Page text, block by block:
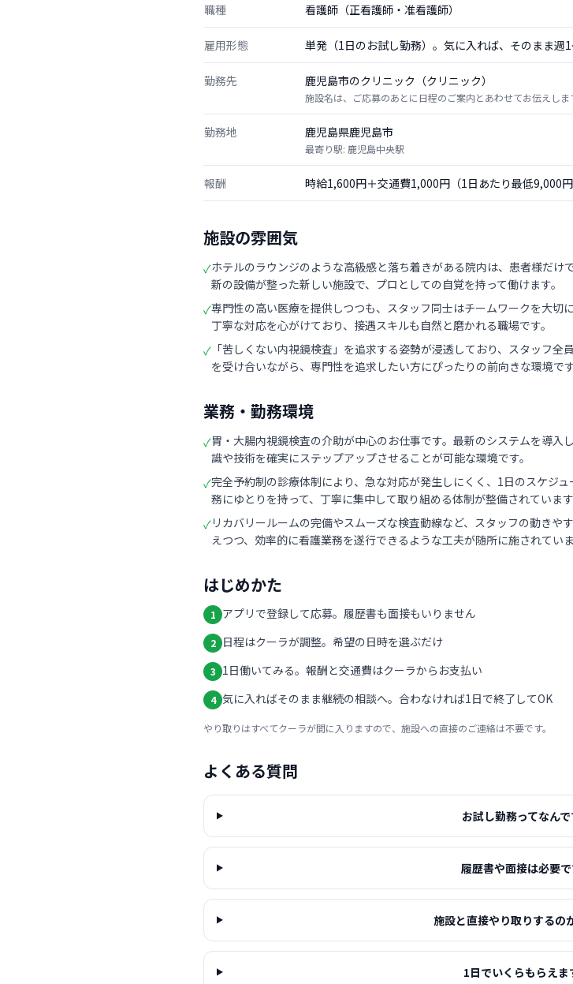
職種 看護師（正看護師・准看護師）
雇用形態 単発（1日のお試し勤務）。気に入れば、そのまま週
勤務先 鹿児島市のクリニック（クリニック）
施設名は、ご応募のあとに日程のご案内とあわせてお伝えしま
勤務地 鹿児島県鹿児島市
最寄り駅: 鹿児島中央駅
報酬 時給1,600円＋交通費1,000円（1日あたり最低9,000円
施設の雰囲気
✓ホテルのラウンジのような高級感と落ち着きがある院内は、患者様だけ
新の設備が整った新しい施設で、プロとしての自覚を持って働けます。
✓専門性の高い医療を提供しつつも、スタッフ同士はチームワークを大切
丁寧な対応を心がけており、接遇スキルも自然と磨かれる職場です。
✓ 「苦しくない内視鏡検査」を追求する姿勢が浸透しており、スタッフ
を受け合いながら、専門性を追求したい方にぴったりの前向きな環境です
業務・勤務環境
✓胃・大腸内視鏡検査の介助が中心のお仕事です。最新のシステムを導
識や技術を確実にステップアップさせることが可能な環境です。
✓完全予約制の診療体制により、急な対応が発生しにくく、1日のスケジ
務にゆとりを持って、丁寧に集中して取り組める体制が整備されています
✓リカバリールームの完備やスムーズな検査動線など、スタッフの動きや
えつつ、効率的に看護業務を遂行できるような工夫が随所に施されていま
はじめかた
1 アプリで登録して応募。履歴書も面接もいりません
2 日程はクーラが調整。希望の日時を選ぶだけ
3 1日働いてみる。報酬と交通費はクーラからお支払い
4 気に入ればそのまま継続の相談へ。合わなければ1日で終了してOK
やり取りはすべてクーラが間に入りますので、施設への直接のご連絡は不要です。
よくある質問
お試し勤務ってなんで
履歴書や面接は必要で
施設と直接やり取りするの
1日でいくらもらえま